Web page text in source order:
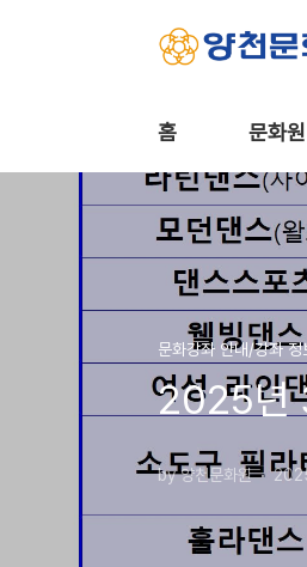
홈 문화
문화강좌 안내/강좌 정
2025년
by 양천문화원